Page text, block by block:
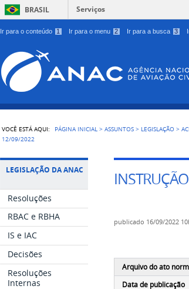
Ir para o conteúdo 1 Ir para o menu 2 Ir para a busca 3
BRASIL Serviços
VOCÊ ESTÁ AQUI: PÁGINA INICIAL >ASSUNTOS > LEGISLAÇÃO >
12/09/2022
LEGISLAÇÃO DA ANAC
Resoluções
RBAC e RBHA
IS e IAC
Decisões
Resoluções
Internas
publicado 16/09/2022
Arquivo do ato
Data de publicação